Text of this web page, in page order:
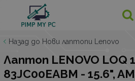
Назад до Нови лаптопи Lenovo
Лаптоп LENOVO LOQ
83JC00EABM - 15.6",